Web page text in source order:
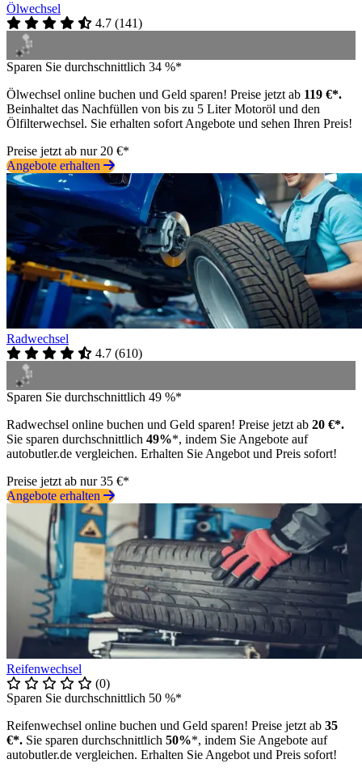
Ölwechsel
4.7 (141)
Sparen Sie durchschnittlich 34 %*
Ölwechsel online buchen und Geld sparen! Preise jetzt ab 119 €*.
Beinhaltet das Nachfüllen von bis zu 5 Liter Motoröl und den
Ölfilterwechsel. Sie erhalten sofort Angebote und sehen Ihren Preis!
Preise jetzt ab nur 20 €*
Angebote erhalten
Radwechsel
4.7 (610)
Sparen Sie durchschnittlich 49 %*
Radwechsel online buchen und Geld sparen! Preise jetzt ab 20 €*.
Sie sparen durchschnittlich 49%*, indem Sie Angebote auf
autobutler.de vergleichen. Erhalten Sie Angebot und Preis sofort!
Preise jetzt ab nur 35 €*
Angebote erhalten
Reifenwechsel
(0)
Sparen Sie durchschnittlich 50 %*
Reifenwechsel online buchen und Geld sparen! Preise jetzt ab 35
€*. Sie sparen durchschnittlich 50%*, indem Sie Angebote auf
autobutler.de vergleichen. Erhalten Sie Angebot und Preis sofort!